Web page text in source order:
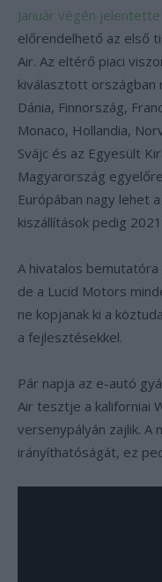
Január végén
előrendelhető az első
Air. Az eltérő piaci
kiválasztott országban
Dánia, Finnország,
Monaco, Hollandia,
Svájc és az Egyesült
Magyarország
Európában nagy lehet
kiszállítások pedig
A hivatalos
de a Lucid Motors
ne kopjanak ki a
a fejlesztésekkel.
Pár napja az e-autó
Air tesztje a kaliforniai
versenypályán zajlik. A
irányíthatóságát, ez